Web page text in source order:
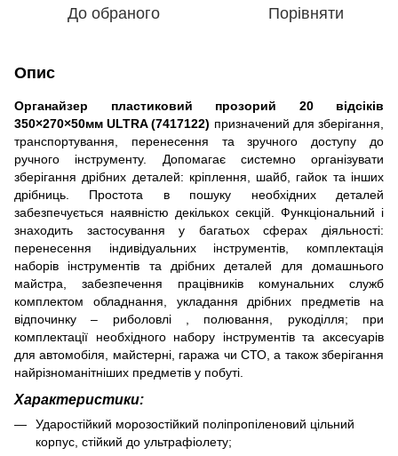
До обраного Порівняти
Опис
Органайзер пластиковий прозорий 20 відсіків
350×270×50мм ULTRA (7417122) призначений для зберігання,
транспортування, перенесення та зручного доступу до
ручного інструменту. Допомагає системно організувати
зберігання дрібних деталей: кріплення, шайб, гайок та інших
дрібниць. Простота в пошуку необхідних деталей
забезпечується наявністю декількох секцій. Функціональний і
знаходить застосування у багатьох сферах діяльності:
перенесення індивідуальних інструментів, комплектація
наборів інструментів та дрібних деталей для домашнього
майстра, забезпечення працівників комунальних служб
комплектом обладнання, укладання дрібних предметів на
відпочинку – риболовлі , полювання, рукоділля; при
комплектації необхідного набору інструментів та аксесуарів
для автомобіля, майстерні, гаража чи СТО, а також зберігання
найрізноманітніших предметів у побуті.
Характеристики:
Ударостійкий морозостійкий поліпропіленовий цільний
корпус, стійкий до ультрафіолету;